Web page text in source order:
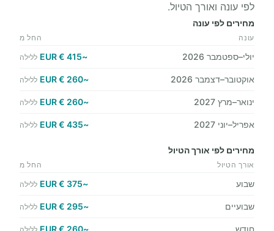
לפי עונה ואורך הטיול.
מחירים לפי עונה
עונה החל מ
יולי–ספטמבר 2026 ~415 € EUR ללילה
אוקטובר–דצמבר 2026 ~260 € EUR ללילה
ינואר–מרץ 2027 ~260 € EUR ללילה
אפריל–יוני 2027 ~435 € EUR ללילה
מחירים לפי אורך הטיול
אורך הטיול החל מ
שבוע ~375 € EUR ללילה
שבועיים ~295 € EUR ללילה
חודש ~260 € EUR